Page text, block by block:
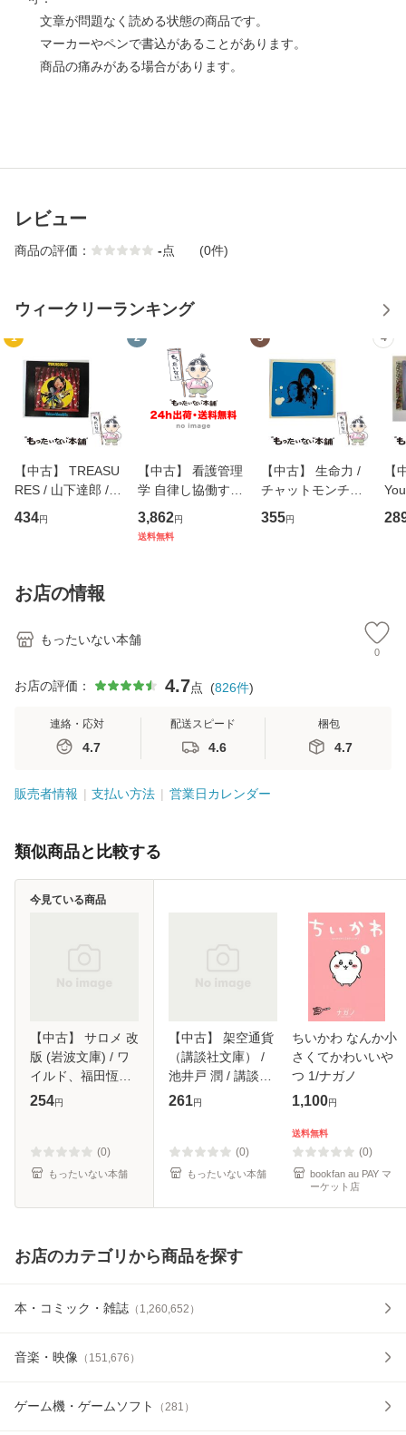
文章が問題なく読める状態の商品です。
マーカーやペンで書込があることがあります。
商品の痛みがある場合があります。
レビュー
商品の評価： -点 (0件)
ウィークリーランキング
1
【中古】 TREASU
RES / 山下達郎 /
イーストウエス
ト・ジャパン [CD]
434円
2
【中古】 看護管理
学 自律し協働する
専門職の看護マネ
ジメントスキル 改
3,862円
送料無料
3
【中古】 生命力 /
チャットモンチー /
キューンレコード
[CD]【メール便送
355円
4
【
のが
お店の情報
もったいない本舗
0
お店の評価： 4.7点 (826件)
連絡・応対
4.7
配送スピード
4.6
梱包
4.7
販売者情報 支払い方法 営業日カレンダー
類似商品と比較する
【中古】 サロメ 改
版 (岩波文庫) / ワ
イルド、福田恆存 /
岩波書店 [文庫]
254円
(0)
もったいない本舗
今見ている商品
【中古】 架空通貨
（講談社文庫） /
池井戸 潤 / 講談社
[文庫]【メール便送
261円
(0)
もったいない本舗
ちいかわ なんか小
さくてかわいいや
つ 1/ナガノ
1,100円
送料無料
(0)
bookfan au PAY マ
ーケット店
お店のカテゴリから商品を探す
本・コミック・雑誌 （ 1,260,652 ）
音楽・映像 （ 151,676 ）
ゲーム機・ゲームソフト （281 ）